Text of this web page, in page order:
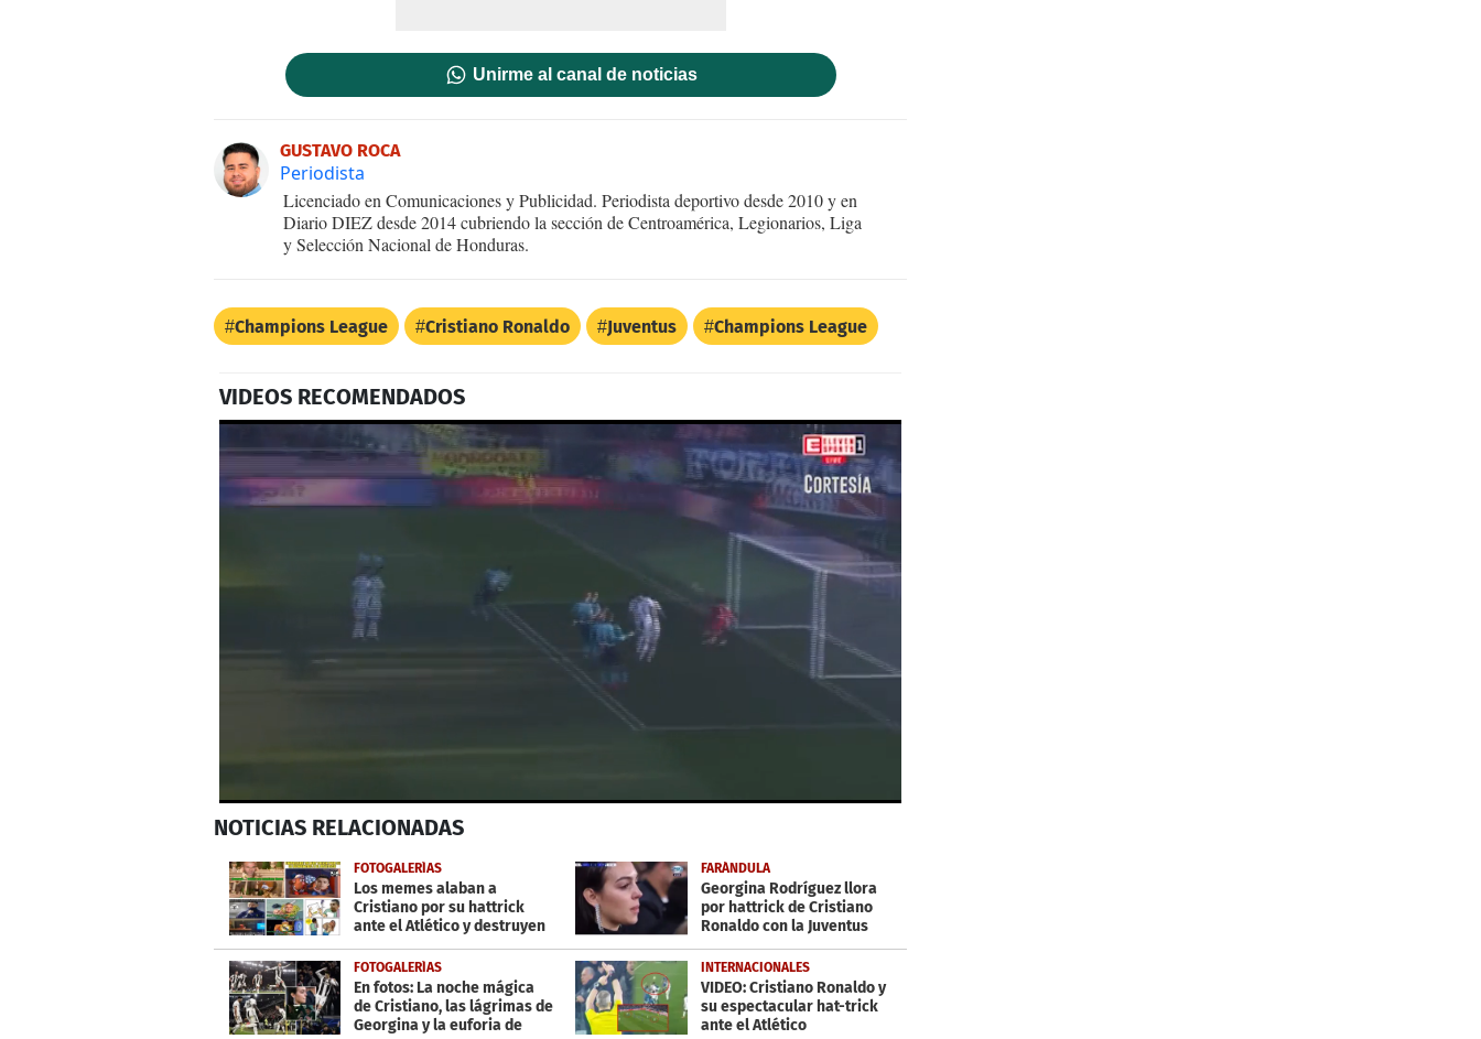
Unirme al canal de noticias
GUSTAVO ROCA
Periodista
Licenciado en Comunicaciones y Publicidad. Periodista deportivo desde 2010 y en
Diario DIEZ desde 2014 cubriendo la sección de Centroamérica, Legionarios, Liga
y Selección Nacional de Honduras.
Champions League Cristiano Ronaldo Juventus Champions League
VIDEOS RECOMENDADOS
seconds
minute,
23
secondsVolume
0%
NOTICIAS RELACIONADAS
FOTOGALERÍAS
Los memes alaban a
Cristiano por su hattrick
ante el Atlético y destruyen
al Real Madrid
FARÁNDULA
Georgina Rodríguez llora
por hattrick de Cristiano
Ronaldo con la Juventus
FOTOGALERÍAS
En fotos: La noche mágica
de Cristiano, las lágrimas de
Georgina y la euforia de
INTERNACIONALES
VIDEO: Cristiano Ronaldo y
su espectacular hat-trick
ante el Atlético